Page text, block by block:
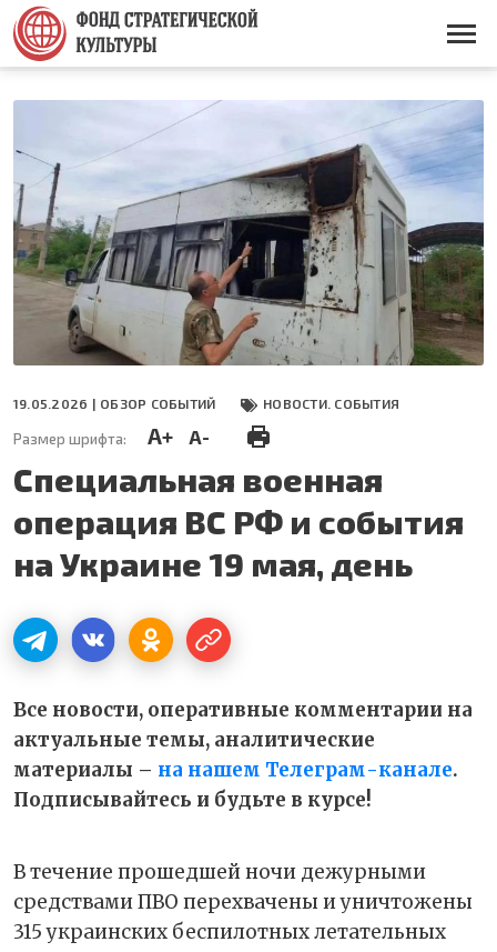
Перейти
основному
содержанию
Основная
19.05.2026 | ОБЗОР СОБЫТИЙ НОВОСТИ. СОБЫТИЯ
Размер шрифта: A+ A-
Специальная военная
операция ВС РФ и события
на Украине 19 мая, день
Все новости, оперативные комментарии на
актуальные темы, аналитические
материалы – на нашем Телеграм-канале.
Подписывайтесь и будьте в курсе!
В течение прошедшей ночи дежурными
средствами ПВО перехвачены и уничтожены
315 украинских беспилотных летательных